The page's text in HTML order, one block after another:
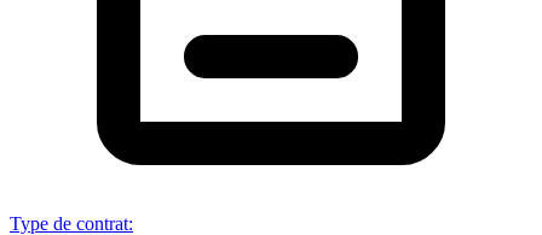
Type de contrat: